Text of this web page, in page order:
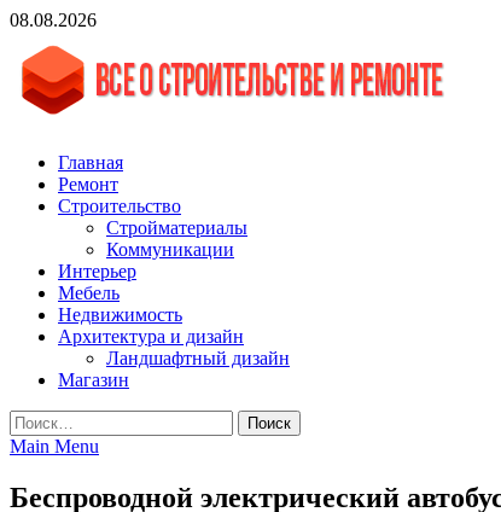
Skip
content
08.08.2026
vgasa.ru
Строительный журнал. Всё о строительстве и ремонтах
Главная
Ремонт
Строительство
Стройматериалы
Коммуникации
Интерьер
Мебель
Недвижимость
Архитектура и дизайн
Ландшафтный дизайн
Магазин
Найти:
Main Menu
Беспроводной электрический